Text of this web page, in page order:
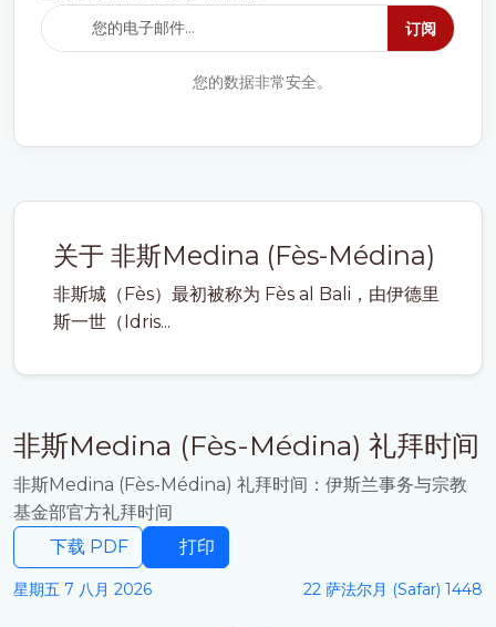
关于 非斯Medina (Fès-Médina)
非斯城（Fès）最初被称为 Fès al Bali，由伊德里
斯一世（Idris...
非斯Medina (Fès-Médina) 礼拜时间
非斯Medina (Fès-Médina) 礼拜时间：伊斯兰事务与宗教
基金部官方礼拜时间
下载 PDF
打印
星期五 7 八月 2026 22 萨法尔月 (Safar) 1448
订阅
您的数据非常安全。